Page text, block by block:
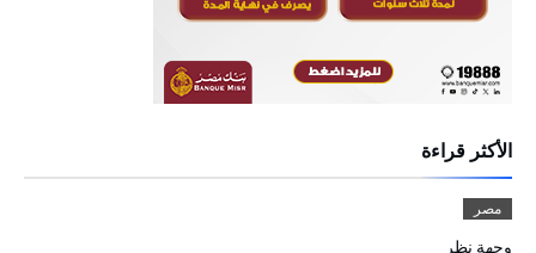
الأكثر قراءة
مصر
وجهة نظر